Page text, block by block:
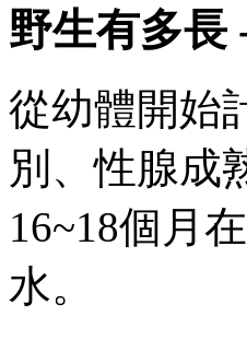
野生有多長
從幼體開始
別、性腺
16~18個月
水。